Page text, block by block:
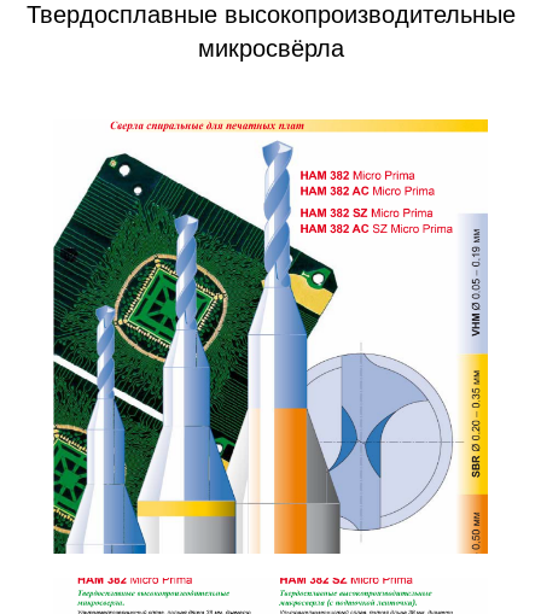
Твердосплавные высокопроизводительные
микросвёрла